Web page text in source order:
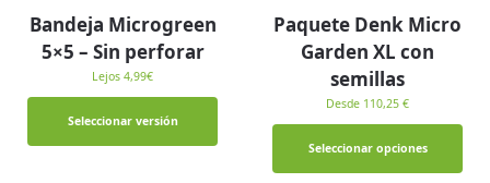
Bandeja Microgreen
5×5 – Sin perforar
Lejos 4,99€
Seleccionar versión
Paquete Denk Micro
Garden XL con
semillas
Desde 110,25 €
Seleccionar opciones